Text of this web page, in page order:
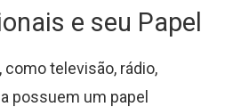
e seu Papel
televisão, rádio,
possuem um papel